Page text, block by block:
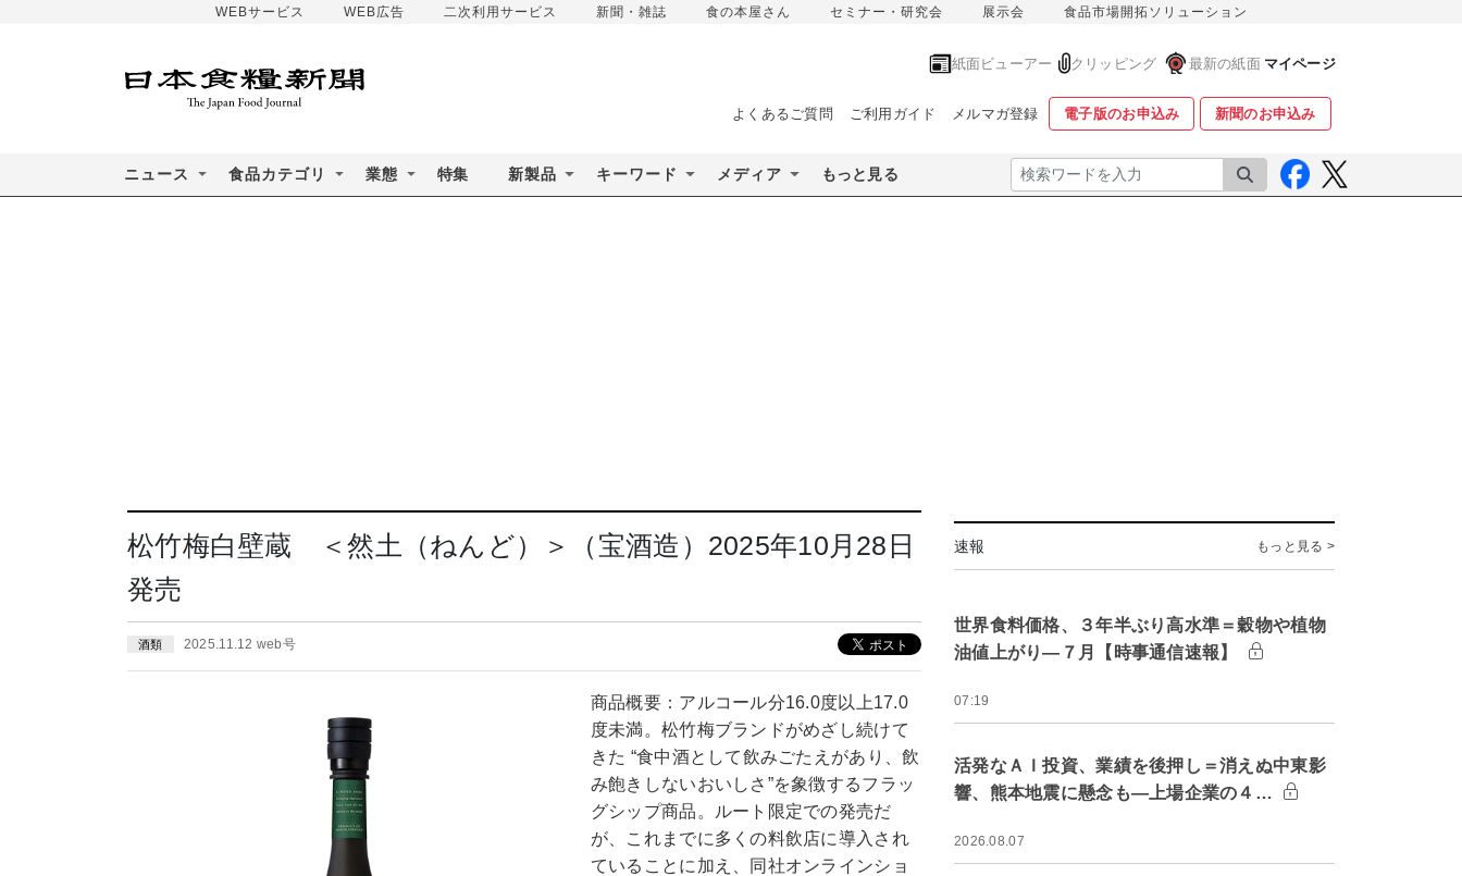
WEBサービス WEB広告 二次利用サービス 新聞・雑誌 食の本屋さん セミナー・研究会 展示会 食品市場開拓ソリューション
紙面ビューアー クリッピング 最新の紙面 マイページ
よくあるご質問 ご利用ガイド メルマガ登録 電子版のお申込み 新聞のお申込み
ニュース 食品カテゴリ 業態 特集 新製品 キーワード メディア もっと見る 検索
松竹梅白壁蔵 ＜然土（ねんど）＞（宝酒造）2025年10月28日
発売
酒類 2025.11.12 web号
商品概要：アルコール分16.0度以上17.0
度未満。松竹梅ブランドがめざし続けて
きた “食中酒として飲みごたえがあり、飲
み飽きしないおいしさ”を象徴するフラッ
グシップ商品。ルート限定での発売だ
が、これまでに多くの料飲店に導入され
ていることに加え、同社オンラインショ
速報 もっと見る >
世界食料価格、３年半ぶり高水準＝穀物や植物
油値上がり―７月【時事通信速報】
07:19
活発なＡＩ投資、業績を後押し＝消えぬ中東影
響、熊本地震に懸念も―上場企業の４…
2026.08.07